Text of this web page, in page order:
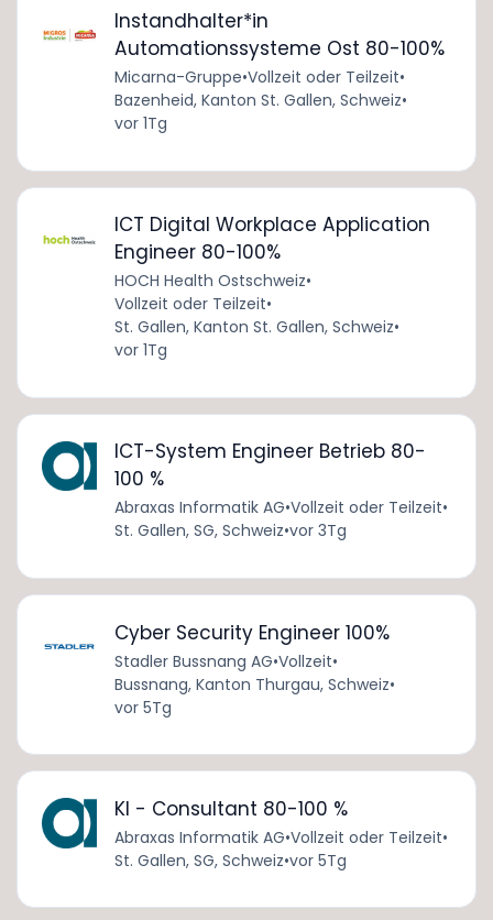
Instandhalter*in
Automationssysteme Ost 80-100%
Micarna-Gruppe•Vollzeit oder Teilzeit•
Bazenheid, Kanton St. Gallen, Schweiz•
vor 1Tg
ICT Digital Workplace Application
Engineer 80-100%
HOCH Health Ostschweiz•
Vollzeit oder Teilzeit•
St. Gallen, Kanton St. Gallen, Schweiz•
vor 1Tg
ICT-System Engineer Betrieb 80-
100 %
Abraxas Informatik AG•Vollzeit oder Teilzeit•
St. Gallen, SG, Schweiz•vor 3Tg
Cyber Security Engineer 100%
Stadler Bussnang AG•Vollzeit•
Bussnang, Kanton Thurgau, Schweiz•
vor 5Tg
KI - Consultant 80-100 %
Abraxas Informatik AG•Vollzeit oder Teilzeit•
St. Gallen, SG, Schweiz•vor 5Tg